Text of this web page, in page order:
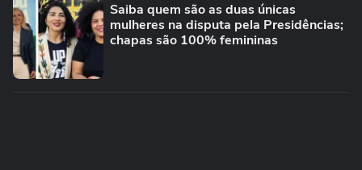
Saiba quem são as duas únicas
mulheres na disputa pela Presidências;
chapas são 100% femininas